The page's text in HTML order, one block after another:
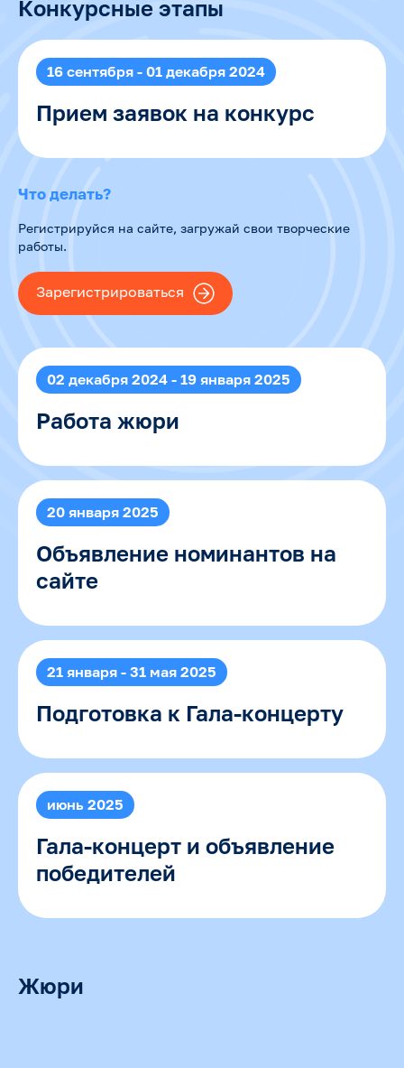
Конкурсные этапы
Что делать?
Регистрируйся на сайте, загружай свои творческие
работы.
Зарегистрироваться
16 сентября - 01 декабря 2024
Прием заявок на конкурс
02 декабря 2024 - 19 января 2025
Работа жюри
20 января 2025
Объявление номинантов на
сайте
21 января - 31 мая 2025
Подготовка к Гала-концерту
июнь 2025
Гала-концерт и объявление
победителей
Жюри